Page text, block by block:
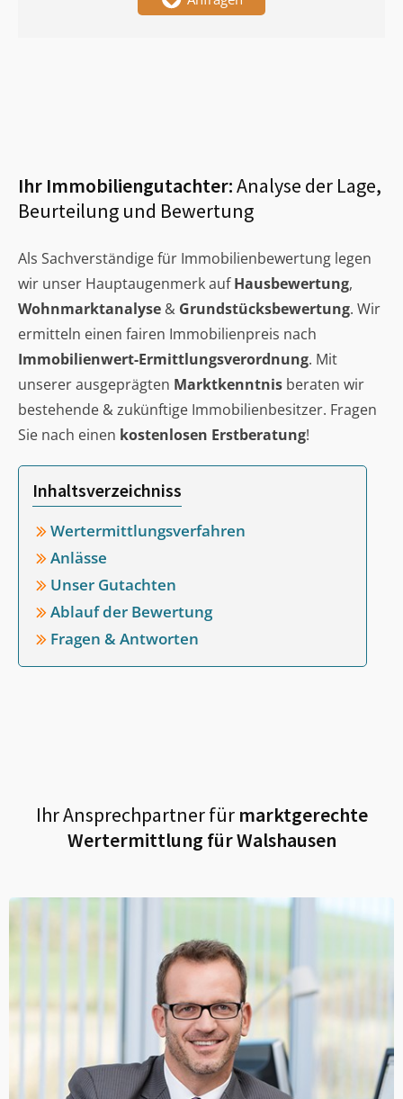
Ihr Immobiliengutachter:Analyse der Lage,
Beurteilung und Bewertung
Als Sachverständige für Immobilienbewertung legen
wir unser Hauptaugenmerk aufHausbewertung,
Wohnmarktanalyse & Grundstücksbewertung. Wir
ermitteln einen fairen Immobilienpreis nach
Immobilienwert-Ermittlungsverordnung. Mit
unserer ausgeprägten Marktkenntnis beraten wir
bestehende & zukünftige Immobilienbesitzer. Fragen
Sie nach einen kostenlosen Erstberatung!
Inhaltsverzeichniss
Wertermittlungsverfahren
Anlässe
Unser Gutachten
Ablauf der Bewertung
Fragen & Antworten
Ihr Ansprechpartner fürmarktgerechte
Wertermittlung fürWalshausen